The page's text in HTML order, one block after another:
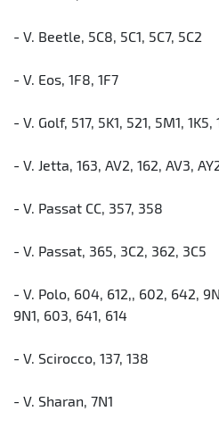
- V. Beetle, 5C8, 5C1, 5C7, 5C2
- V. Eos, 1F8, 1F7
- V. Golf, 517, 5K1, 521, 5M1, 1K5,
- V. Jetta, 163, AV2, 162, AV3,
- V. Passat CC, 357, 358
- V. Passat, 365, 3C2, 362, 3C5
- V. Polo, 604, 612,, 602, 642,
9N1, 603, 641, 614
- V. Scirocco, 137, 138
- V. Sharan, 7N1